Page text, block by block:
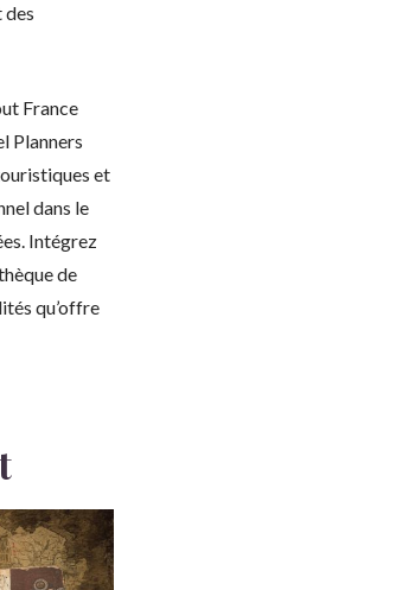
des
France
Planners
et
dans le
Intégrez
de
qu’offre